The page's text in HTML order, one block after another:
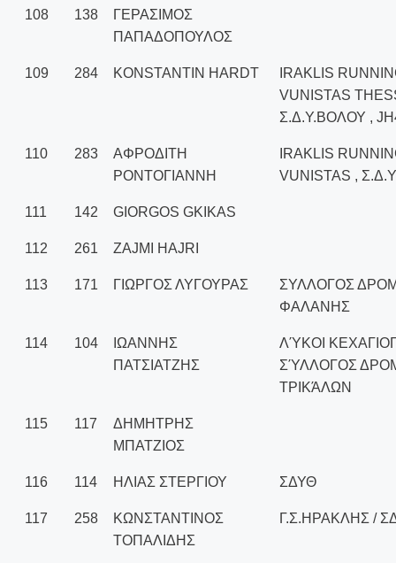
108 138
ΓΕΡΑΣΙΜΟΣ
ΠΑΠΑΔΟΠΟΥΛΟΣ
109 284 KONSTANTIN HARDT
IRAKLIS
VUNISTAS
Σ.Δ.Υ.ΒΟΛΟΥ ,
110 283
ΑΦΡΟΔΙΤΗ
ΡΟΝΤΟΓΙΑΝΝΗ
IRAKLIS
VUNISTAS ,
111 142 GIORGOS GKIKAS
112 261 ZAJMI HAJRI
113 171 ΓΙΩΡΓΟΣ ΛΥΓΟΥΡΑΣ
ΣΥΛΛΟΓΟΣ
ΦΑΛΑΝΗΣ
114 104
ΙΩΑΝΝΗΣ
ΠΑΤΣΙΑΤΖΗΣ
ΛΎΚΟΙ
ΣΎΛΛΟΓΟΣ
ΤΡΙΚΆΛΩΝ
115 117
ΔΗΜΗΤΡΗΣ
ΜΠΑΤΖΙΟΣ
116 114 ΗΛΙΑΣ ΣΤΕΡΓΙΟΥ ΣΔΥΘ
117 258
ΚΩΝΣΤΑΝΤΙΝΟΣ
ΤΟΠΑΛΙΔΗΣ
Γ.Σ.ΗΡΑΚΛΗΣ /